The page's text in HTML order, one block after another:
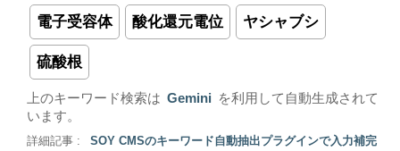
電子受容体 酸化還元電位 ヤシャブシ
硫酸根
上のキーワード検索は Gemini
を利用して自動生成されて
います。
詳細記事 :
SOY CMSのキーワード自動抽出プラグインで入力補完